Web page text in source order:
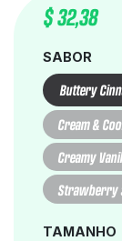
$32,38
SABOR
Buttery
Cream &
Creamy
Strawberry
TAMANHO